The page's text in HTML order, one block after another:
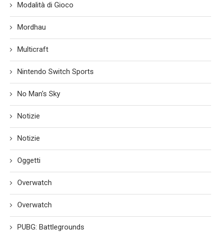
Modalità di Gioco
Mordhau
Multicraft
Nintendo Switch Sports
No Man's Sky
Notizie
Notizie
Oggetti
Overwatch
Overwatch
PUBG: Battlegrounds